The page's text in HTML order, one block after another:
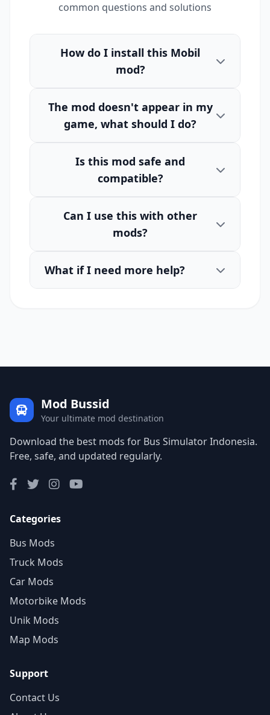
common questions and solutions
How do I install this Mobil
mod?
The mod doesn't appear in my
game, what should I do?
Is this mod safe and
compatible?
Can I use this with other
mods?
What if I need more help?
Mod Bussid
Your ultimate mod destination
Download the best mods for Bus Simulator Indonesia.
Free, safe, and updated regularly.
Categories
Bus Mods
Truck Mods
Car Mods
Motorbike Mods
Unik Mods
Map Mods
Support
Contact Us